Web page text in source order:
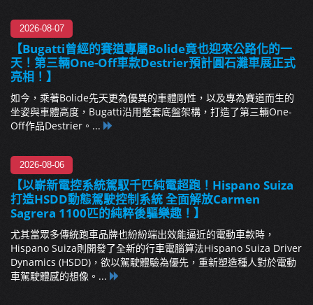
2026-08-07
【Bugatti曾經的賽道專屬Bolide竟也迎來公路化的一
天！第三輛One-Off車款Destrier預計圓石灘車展正式
亮相！】
如今，乘著Bolide先天更為優異的車體剛性，以及專為賽道而生的
坐姿與車體高度，Bugatti沿用整套底盤架構，打造了第三輛One-
Off作品Destrier。...
2026-08-06
【以嶄新電控系統駕馭千匹純電超跑！Hispano Suiza
打造HSDD動態駕駛控制系統 全面解放Carmen
Sagrera 1100匹的純粹後驅樂趣！】
尤其當眾多傳統跑車品牌也紛紛端出效能逼近的電動車款時，
Hispano Suiza則開發了全新的行車電腦算法Hispano Suiza Driver
Dynamics (HSDD)，欲以駕駛體驗為優先，重新塑造種人對於電動
車駕駛體感的想像。...